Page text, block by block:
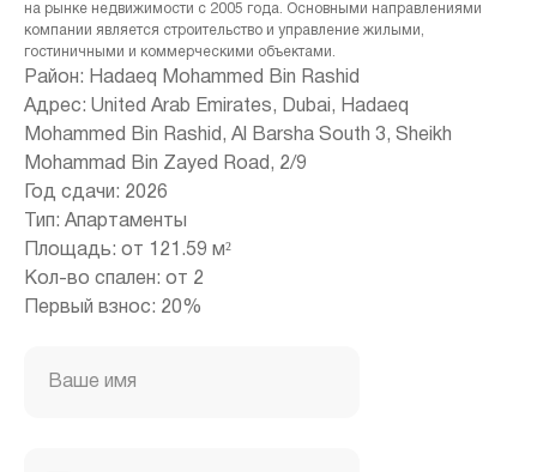
на рынке недвижимости с 2005 года. Основными направлениями
компании является строительство и управление жилыми,
гостиничными и коммерческими объектами.
Район: Hadaeq Mohammed Bin Rashid
Адрес: United Arab Emirates, Dubai, Hadaeq
Mohammed Bin Rashid, Al Barsha South 3, Sheikh
Mohammad Bin Zayed Road, 2/9
Год сдачи: 2026
Тип: Апартаменты
Площадь: от 121.59 м²
Кол-во спален: от 2
Первый взнос: 20%
Ваше имя
+971 (4) 412-5007
Housebook Real Estate LCC
Marina Plaza, office 2502-01, Dubai, UAE